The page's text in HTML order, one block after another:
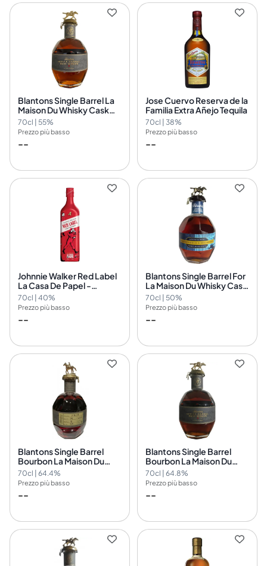
Blantons Single Barrel La
Maison Du Whisky Cask
Nr.22
70cl | 55%
Prezzo più basso
--
Jose Cuervo Reserva de la
Familia Extra Añejo Tequila
70cl | 38%
Prezzo più basso
--
Johnnie Walker Red Label
La Casa De Papel -
Limited Edition Design
70cl | 40%
Prezzo più basso
--
Blantons Single Barrel For
La Maison Du Whisky Cask
Nr.293
70cl | 50%
Prezzo più basso
--
Blantons Single Barrel
Bourbon La Maison Du
Whisky Cask Nr.24
70cl | 64.4%
Prezzo più basso
--
Blantons Single Barrel
Bourbon La Maison Du
Whisky Cask Nr.23
70cl | 64.8%
Prezzo più basso
--